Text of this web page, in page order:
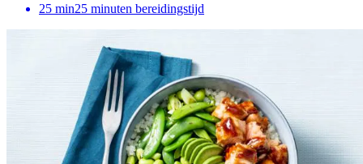
25 min25 minuten bereidingstijd